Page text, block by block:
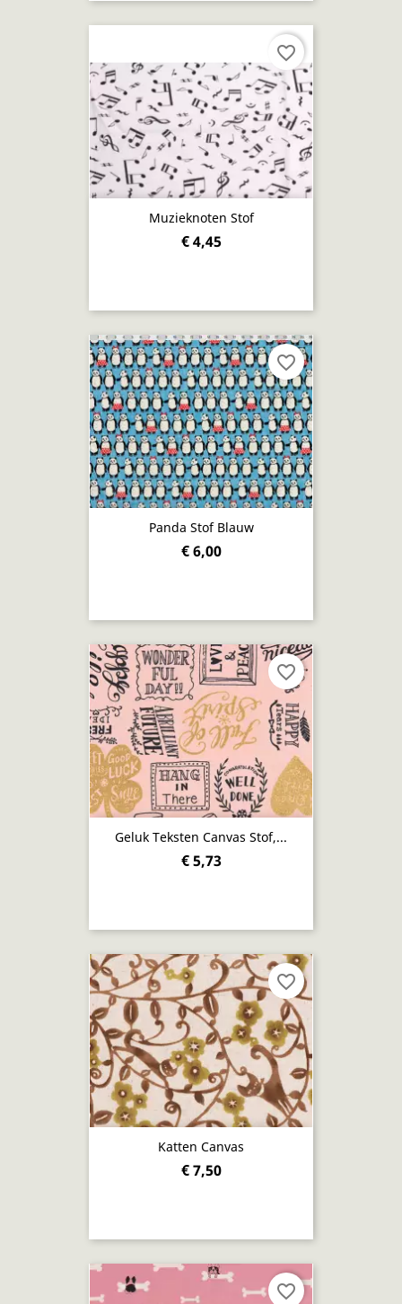
Muzieknoten Stof
€ 4,45
favorite_border
Panda Stof Blauw
€ 6,00
favorite_border
Geluk Teksten Canvas Stof,...
€ 5,73
favorite_border
Katten Canvas
€ 7,50
favorite_border
favorite_border